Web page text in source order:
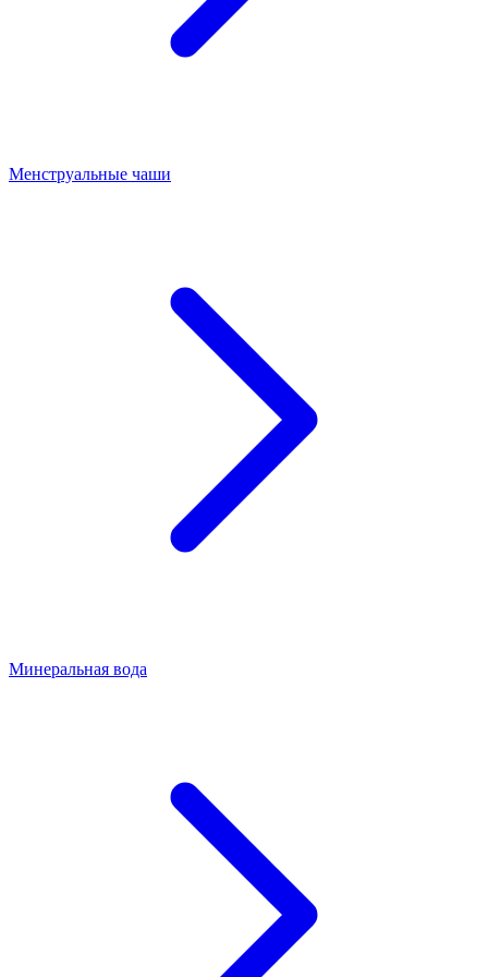
Менструальные чаши
Минеральная вода